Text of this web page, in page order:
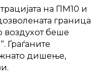
на ПМ10 и
граница
воздухот беше
Граѓаните
дишење,